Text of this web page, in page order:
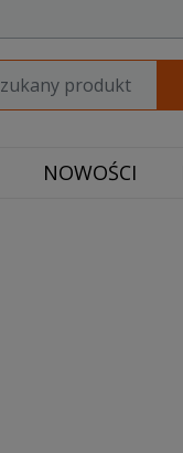
NOWOŚCI